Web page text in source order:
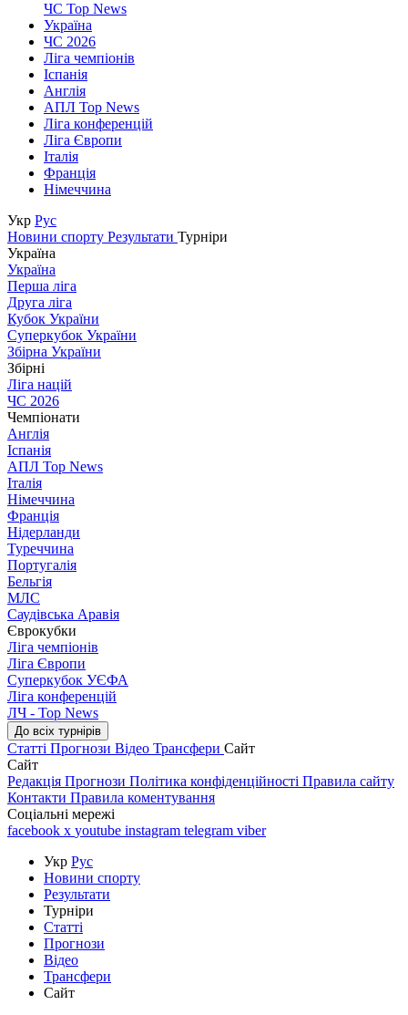
ЧС Top News
Україна
ЧС 2026
Ліга чемпіонів
Іспанія
Англія
АПЛ Top News
Ліга конференцій
Ліга Європи
Італія
Франція
Німеччина
Укр Рус
Новини спорту Результати Турніри
Україна
Україна
Перша ліга
Друга ліга
Кубок України
Суперкубок України
Збірна України
Збірні
Ліга націй
ЧС 2026
Чемпіонати
Англія
Іспанія
АПЛ Top News
Італія
Німеччина
Франція
Нідерланди
Туреччина
Португалія
Бельгія
МЛС
Саудівська Аравія
Єврокубки
Ліга чемпіонів
Ліга Європи
Суперкубок УЄФА
Ліга конференцій
ЛЧ - Top News
До всіх турнірів
Статті Прогнози Відео Трансфери Сайт
Сайт
Редакція Прогнози Політика конфіденційності Правила сайту
Контакти Правила коментування
Соціальні мережі
facebook x youtube instagram telegram viber
Укр Рус
Новини спорту
Результати
Турніри
Статті
Прогнози
Відео
Трансфери
Сайт